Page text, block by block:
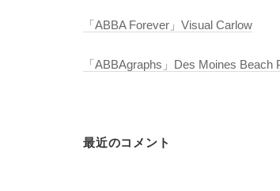
「ABBA Forever」Visual Carlow
「ABBAgraphs」Des Moines Beach
最近のコメント